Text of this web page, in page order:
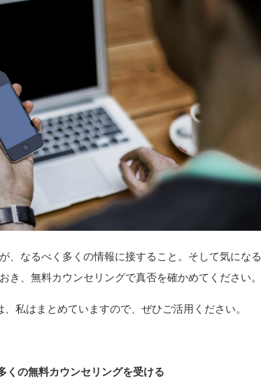
、なるべく多くの情報に接すること。そして気になる
き、無料カウンセリングで真否を確かめてください。
私はまとめていますので、ぜひご活用ください。
の無料カウンセリングを受ける